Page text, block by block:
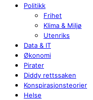
Politikk
Frihet
Klima & Miljø
Utenriks
Data & IT
Økonomi
Pirater
Diddy rettssaken
Konspirasjonsteorier
Helse